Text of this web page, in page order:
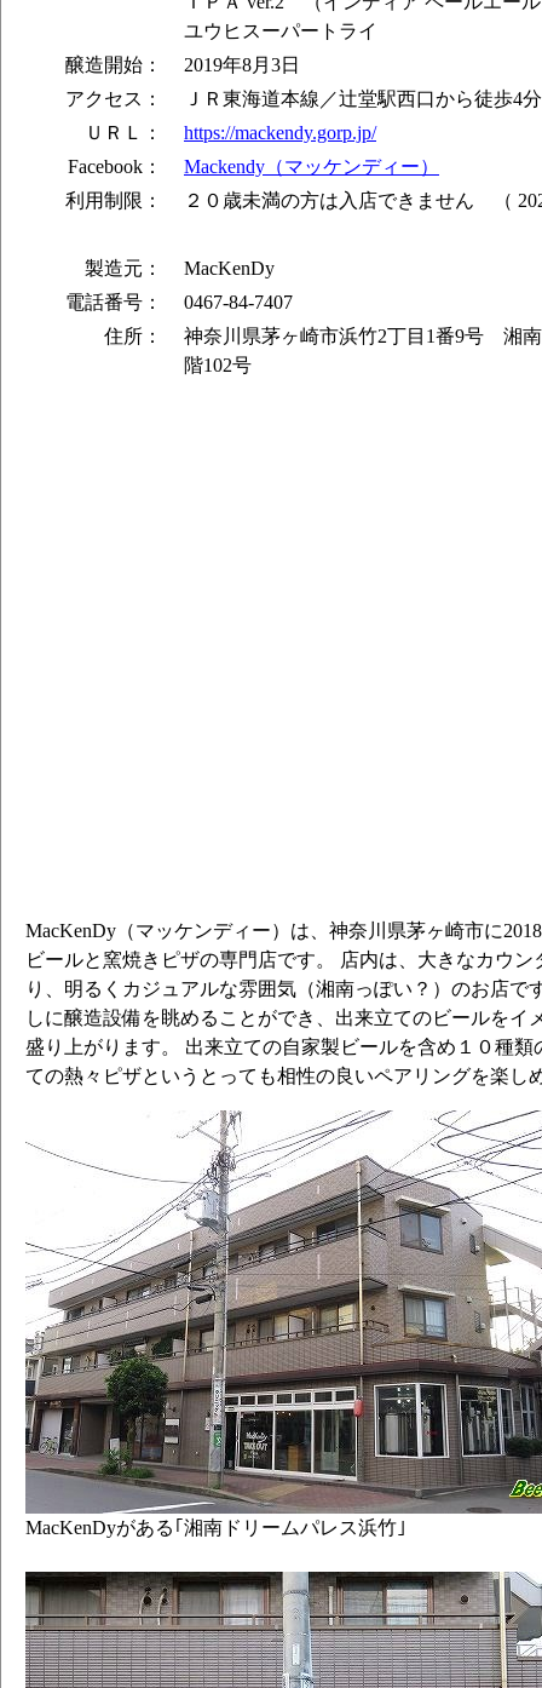
ユウヒスーパートライ
醸造開始：
2019年8月3日
アクセス：
ＪＲ東海道本線／辻堂駅西口から徒歩4分
ＵＲＬ：
https://mackendy.gorp.jp/
Facebook：
Mackendy（マッケンディー）
利用制限：
２０歳未満の方は入店できません （
製造元：
MacKenDy
電話番号：
0467-84-7407
住所：
神奈川県茅ヶ崎市浜竹2丁目1番9号 湘
階102号
MacKenDy（マッケンディー）は、神奈川県茅ヶ崎市に
ビールと窯焼きピザの専門店です。 店内は、大きなカウ
り、明るくカジュアルな雰囲気（湘南っぽい？）のお店で
しに醸造設備を眺めることができ、出来立てのビールをイ
盛り上がります。 出来立ての自家製ビールを含め１０種
ての熱々ピザというとっても相性の良いペアリングを楽し
MacKenDyがある｢湘南ドリームパレス浜竹｣